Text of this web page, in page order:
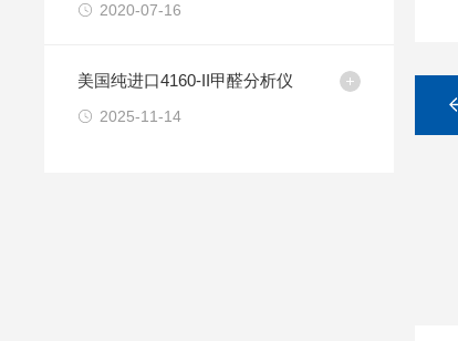
2020-07-16
美国纯进口4160-II甲醛分析仪
2025-11-14